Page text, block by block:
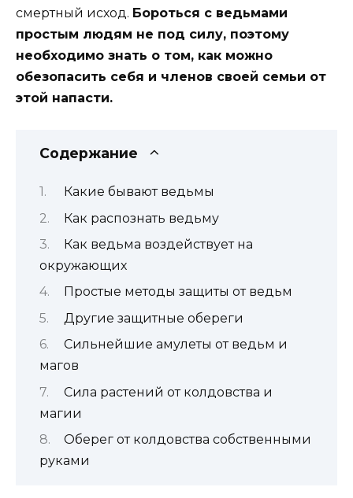
смертный исход. Бороться с ведьмами
простым людям не под силу, поэтому
необходимо знать о том, как можно
обезопасить себя и членов своей семьи от
этой напасти.
Содержание
Какие бывают ведьмы
Как распознать ведьму
Как ведьма воздействует на
окружающих
Простые методы защиты от ведьм
Другие защитные обереги
Сильнейшие амулеты от ведьм и
магов
Сила растений от колдовства и
магии
Оберег от колдовства собственными
руками